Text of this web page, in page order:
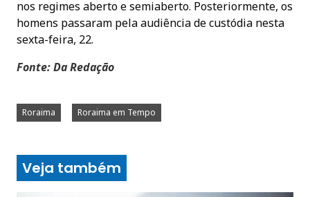
nos regimes aberto e semiaberto. Posteriormente, os
homens passaram pela audiência de custódia nesta
sexta-feira, 22.
Fonte: Da Redação
Roraima Roraima em Tempo
Veja também